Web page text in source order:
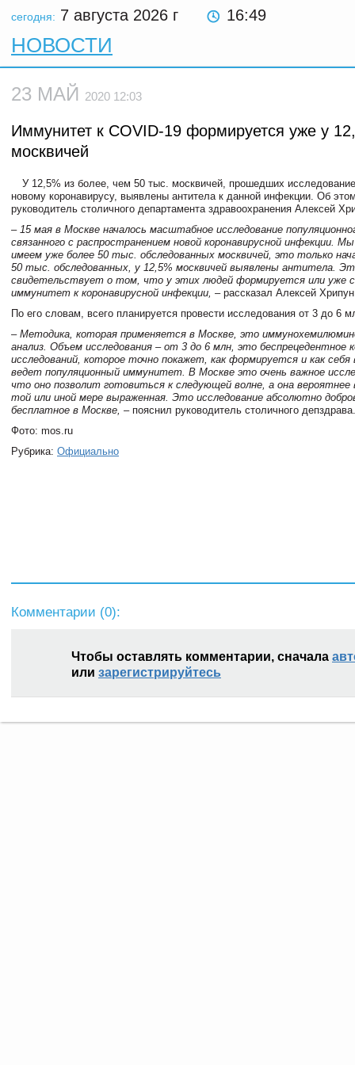
сегодня: 7 августа 2026 г 16:49
НОВОСТИ
23 МАЙ 2020 12:03
Иммунитет к COVID-19 формируется уже у
москвичей
У 12,5% из более, чем 50 тыс. москвичей, прошедших
новому коронавирусу, выявлены антитела к данной инфекции. Об
руководитель столичного департамента здравоохранения Алексей
– 15 мая в Москве началось масштабное исследование
связанного с распространением новой коронавирусной инфекции.
имеем уже более 50 тыс. обследованных москвичей, это только
50 тыс. обследованных, у 12,5% москвичей выявлены антитела.
свидетельствует о том, что у этих людей формируется или уже
иммунитет к коронавирусной инфекции, – рассказал Алексей
По его словам, всего планируется провести исследования от 3 до 6
– Методика, которая применяется в Москве, это
анализ. Объем исследования – от 3 до 6 млн, это беспрецедентное
исследований, которое точно покажет, как формируется и как
ведет популяционный иммунитет. В Москве это очень важное
что оно позволит готовиться к следующей волне, а она вероятнее
той или иной мере выраженная. Это исследование абсолютно
бесплатное в Москве, – пояснил руководитель столичного депздрава.
Фото: mos.ru
Рубрика: Официально
Комментарии (0):
Чтобы оставлять комментарии, сначала
или зарегистрируйтесь